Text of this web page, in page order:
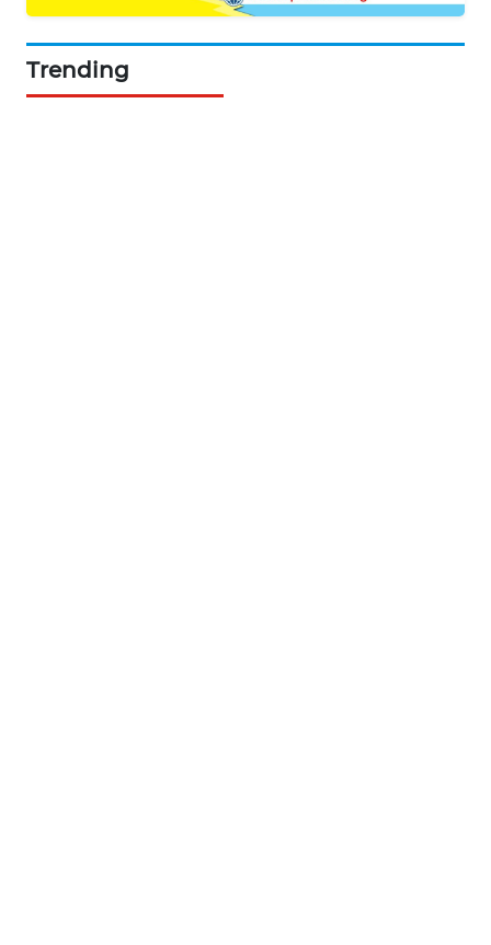
Trending
SONYA
ASA
NEWS